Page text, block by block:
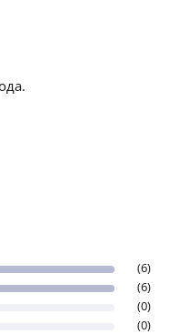
(6)
(6)
(0)
(0)